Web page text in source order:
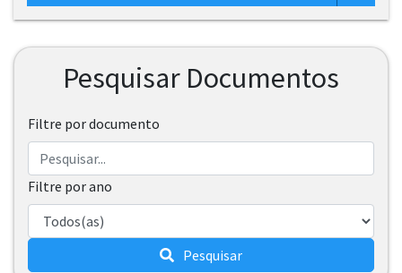
Pesquisar Documentos
Filtre por documento
Filtre por ano
Pesquisar